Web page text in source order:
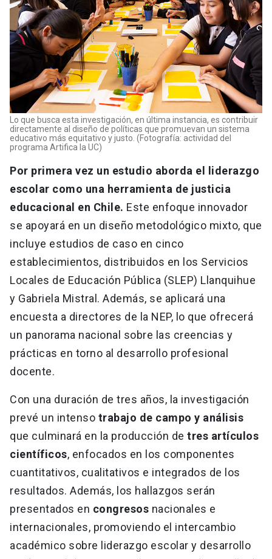
Lo que busca esta investigación, en última instancia, es contribuir
directamente al diseño de políticas que promuevan un sistema
educativo más equitativo y justo. (Fotografía: actividad del
programa Artifica la UC)
Por primera vez un estudio aborda el liderazgo
escolar como una herramienta de justicia
educacional en Chile. Este enfoque innovador
se apoyará en un diseño metodológico mixto, que
incluye estudios de caso en cinco
establecimientos, distribuidos en los Servicios
Locales de Educación Pública (SLEP) Llanquihue
y Gabriela Mistral. Además, se aplicará una
encuesta a directores de la NEP, lo que ofrecerá
un panorama nacional sobre las creencias y
prácticas en torno al desarrollo profesional
docente.
Con una duración de tres años, la investigación
prevé un intenso trabajo de campo y análisis
que culminará en la producción de tres artículos
científicos, enfocados en los componentes
cuantitativos, cualitativos e integrados de los
resultados. Además, los hallazgos serán
presentados en congresos nacionales e
internacionales, promoviendo el intercambio
académico sobre liderazgo escolar y desarrollo